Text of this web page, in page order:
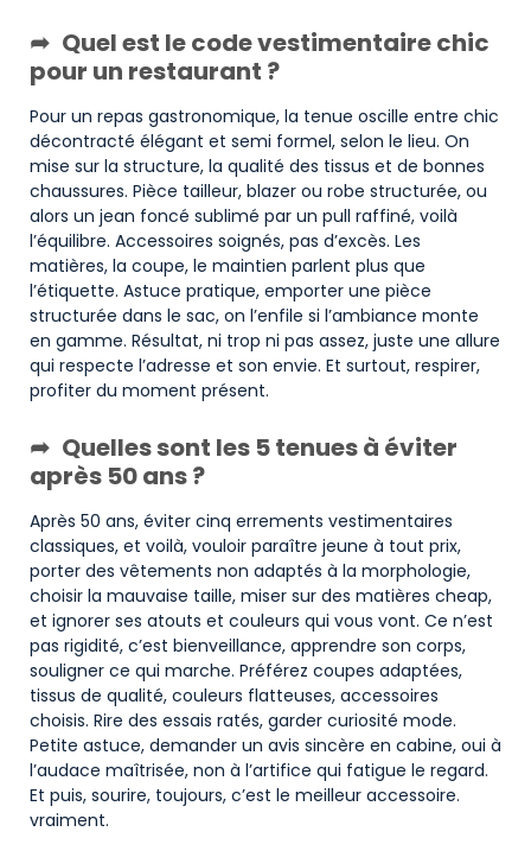
Quel est le code vestimentaire chic
pour un restaurant ?
Pour un repas gastronomique, la tenue oscille entre chic
décontracté élégant et semi formel, selon le lieu. On
mise sur la structure, la qualité des tissus et de bonnes
chaussures. Pièce tailleur, blazer ou robe structurée, ou
alors un jean foncé sublimé par un pull raffiné, voilà
l’équilibre. Accessoires soignés, pas d’excès. Les
matières, la coupe, le maintien parlent plus que
l’étiquette. Astuce pratique, emporter une pièce
structurée dans le sac, on l’enfile si l’ambiance monte
en gamme. Résultat, ni trop ni pas assez, juste une allure
qui respecte l’adresse et son envie. Et surtout, respirer,
profiter du moment présent.
Quelles sont les 5 tenues à éviter
après 50 ans ?
Après 50 ans, éviter cinq errements vestimentaires
classiques, et voilà, vouloir paraître jeune à tout prix,
porter des vêtements non adaptés à la morphologie,
choisir la mauvaise taille, miser sur des matières cheap,
et ignorer ses atouts et couleurs qui vous vont. Ce n’est
pas rigidité, c’est bienveillance, apprendre son corps,
souligner ce qui marche. Préférez coupes adaptées,
tissus de qualité, couleurs flatteuses, accessoires
choisis. Rire des essais ratés, garder curiosité mode.
Petite astuce, demander un avis sincère en cabine, oui à
l’audace maîtrisée, non à l’artifice qui fatigue le regard.
Et puis, sourire, toujours, c’est le meilleur accessoire.
vraiment.